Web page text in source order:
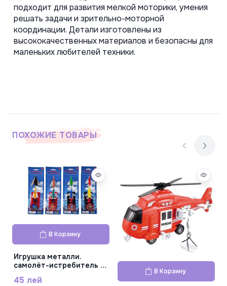
подходит для развития мелкой моторики, умения
решать задачи и зрительно-моторной
координации. Детали изготовлены из
высококачественных материалов и безопасны для
маленьких любителей техники.
ПОХОЖИЕ ТОВАРЫ
В Корзину
Игрушка металли.
самолёт-истребитель с
45 лей
В Корзину